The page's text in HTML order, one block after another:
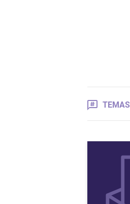
TEMAS